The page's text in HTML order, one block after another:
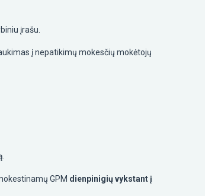
įrašu.
į nepatikimų mokesčių mokėtojų
GPM dienpinigių vykstant į